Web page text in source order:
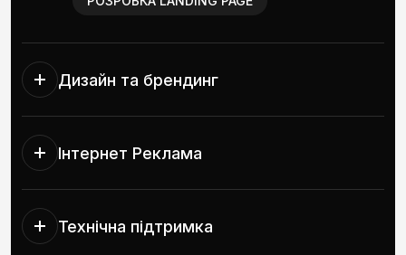
Дизайн та брендинг
Інтернет Реклама
Технічна підтримка